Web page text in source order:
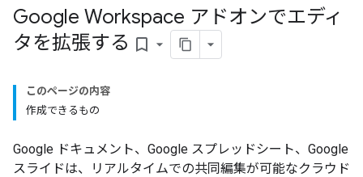
Google Workspace アドオンでエディ
タを拡張する bookmark_border
このページの内容
作成できるもの
Google ドキュメント、Google スプレッドシート、Google
スライドは、リアルタイムでの共同編集が可能なクラウド